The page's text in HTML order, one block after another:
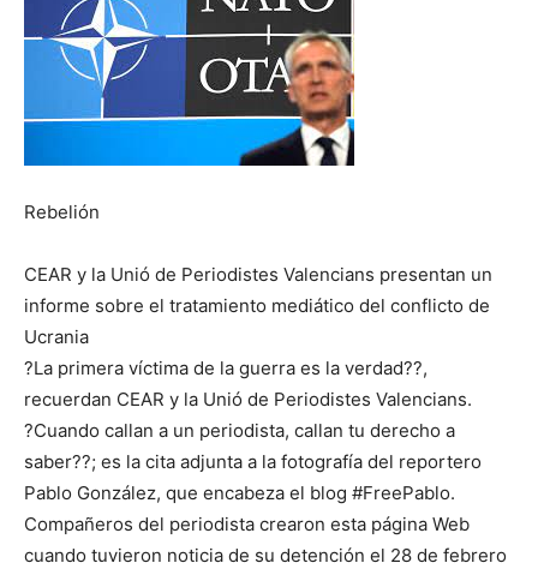
Rebelión
CEAR y la Unió de Periodistes Valencians presentan un
informe sobre el tratamiento mediático del conflicto de
Ucrania
?La primera víctima de la guerra es la verdad??,
recuerdan CEAR y la Unió de Periodistes Valencians.
?Cuando callan a un periodista, callan tu derecho a
saber??; es la cita adjunta a la fotografía del reportero
Pablo González, que encabeza el blog #FreePablo.
Compañeros del periodista crearon esta página Web
cuando tuvieron noticia de su detención el 28 de febrero